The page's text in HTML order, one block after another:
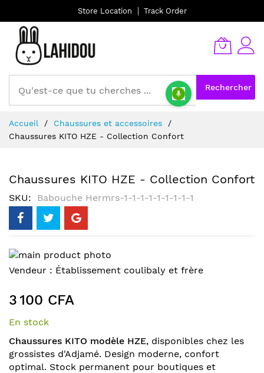
Store Location Track Order
Rechercher
au
contenu
Accueil
Chaussures et accessoires
Chaussures KITO HZE - Collection Confort
Chaussures KITO HZE - Collection Confort
SKU Babouche Hermrs-1-1-1-1-1-1-1-1-1
Skip
to
end
of
the
gallery
Skip
the
beginning
of
images
gallery
Vendeur : Établissement coulibaly et frère
3 100 CFA
En stock
Chaussures KITO modèle HZE, disponibles chez les
grossistes d'Adjamé. Design moderne, confort
optimal. Stock permanent pour boutiques et